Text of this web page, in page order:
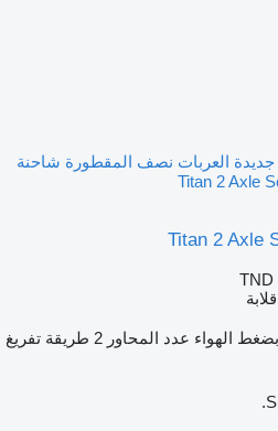
جديدة العربات نصف المقطورة شاحنة
Titan 2 Axle
TND
الهواء عدد المحاور 2 طريقة تفريغ